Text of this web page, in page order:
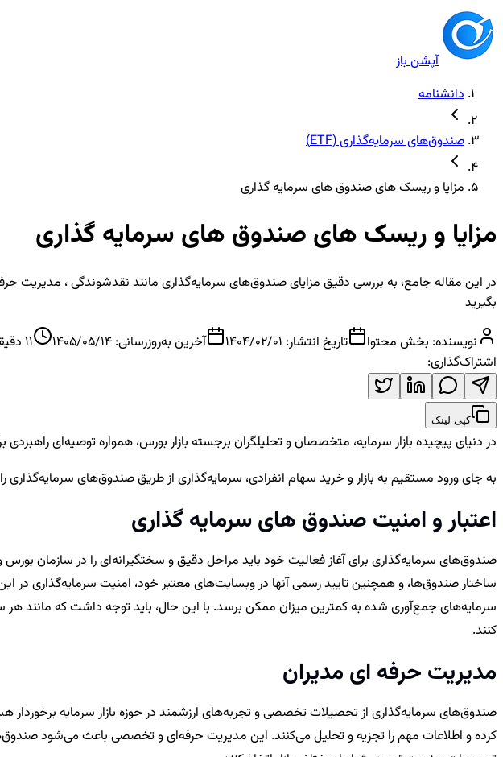
آپشن باز
دانشنامه
صندوق‌های سرمایه‌گذاری (ETF)
مزایا و ریسک های صندوق های سرمایه گذاری
مزایا و ریسک های صندوق های سرمایه گذاری
در این مقاله جامع، به بررسی دقیق مزایای صندوق‌های سرمایه‌گذاری مانند نقدشوندگی ، مدیریت
بگیرید
نویسنده: بخش محتوا تاریخ انتشار: 1404/02/01 آخرین به‌روزرسانی: 1405/05/14
11
اشتراک‌گذاری:
کپی لینک
در دنیای پیچیده بازار سرمایه، متخصصان و تحلیلگران برجسته بازار بورس، همواره توصیه‌ای راهبردی
به جای ورود مستقیم به بازار و خرید سهام انفرادی، سرمایه‌گذاری از طریق صندوق‌های
اعتبار و امنیت صندوق های سرمایه گذاری
صندوق‌های سرمایه‌گذاری برای آغاز فعالیت خود باید مراحل دقیق و سختگیرانه‌ای را در سازمان
ساختار صندوق‌ها، و همچنین تایید رسمی آنها در وبسایت‌های معتبر خود، امنیت سرمایه‌گذاری
سرمایه‌های جمع‌آوری شده به کمترین میزان ممکن برسد. با این حال، باید توجه داشت که مانند
کنند.
مدیریت حرفه ای مدیران
صندوق‌های سرمایه‌گذاری از تحصیلات تخصصی و تجربه‌های ارزشمند در حوزه بازار سرمایه برخوردار
کرده و اطلاعات مهم را تجزیه و تحلیل می‌کنند. این مدیریت حرفه‌ای و تخصصی باعث می‌شود